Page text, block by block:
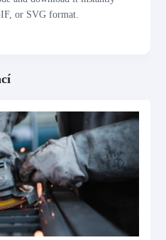
or SVG format.